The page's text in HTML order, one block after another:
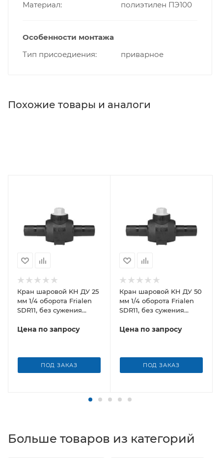
Материал полиэтилен ПЭ100
Особенности монтажа
Тип присоедиения
приварное
Похожие товары и аналоги
Кран шаровой KH ДУ 25
мм 1/4 оборота Frialen
SDR11, без сужения
Цена по запросу
ПОД ЗАКАЗ
Кран шаровой KH ДУ 50
мм 1/4 оборота Frialen
SDR11, без сужения
Цена по запросу
ПОД ЗАКАЗ
Больше товаров из категорий